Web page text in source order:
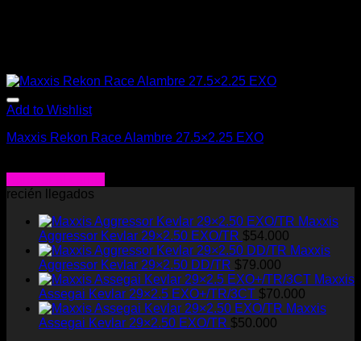
Add to Wishlist
Maxxis Rekon Race Alambre 27.5×2.25 EXO
recién llegados
Maxxis
Aggressor Kevlar 29×2.50 EXO/TR $54.000
Maxxis
Aggressor Kevlar 29×2.50 DD/TR $79.000
Maxxis
Assegai Kevlar 29×2.5 EXO+/TR/3CT $70.000
Maxxis
Assegai Kevlar 29×2.50 EXO/TR $50.000